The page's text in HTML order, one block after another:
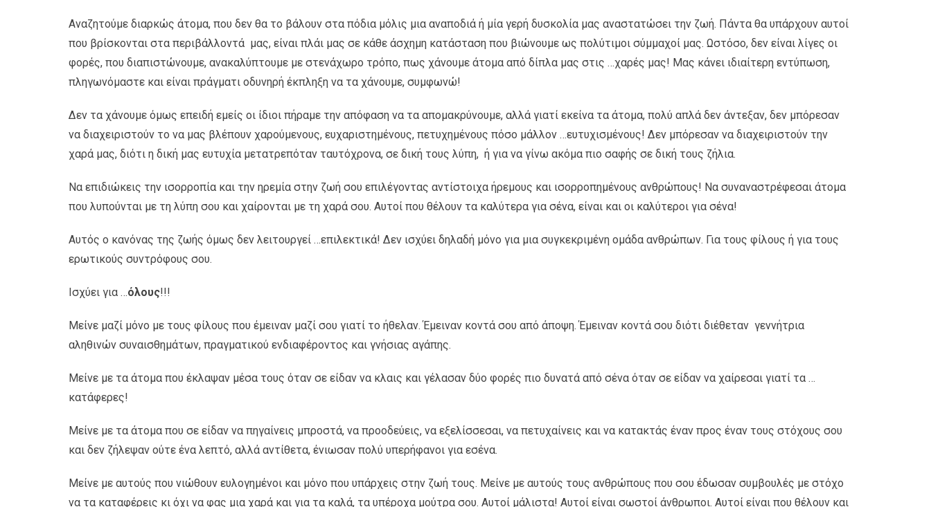
Αναζητούμε διαρκώς άτομα, που δεν θα το βάλουν στα πόδια μόλις μια αναποδιά ή μία γερή δυσκολία μας αναστατώσει την ζωή. Πάντα θα υπάρχουν αυτοί
που βρίσκονται στα περιβάλλοντά μας, είναι πλάι μας σε κάθε άσχημη κατάσταση που βιώνουμε ως πολύτιμοι σύμμαχοί μας. Ωστόσο, δεν είναι λίγες οι
φορές, που διαπιστώνουμε, ανακαλύπτουμε με στενάχωρο τρόπο, πως χάνουμε άτομα από δίπλα μας στις …χαρές μας! Μας κάνει ιδιαίτερη εντύπωση,
πληγωνόμαστε και είναι πράγματι οδυνηρή έκπληξη να τα χάνουμε, συμφωνώ!
Δεν τα χάνουμε όμως επειδή εμείς οι ίδιοι πήραμε την απόφαση να τα απομακρύνουμε, αλλά γιατί εκείνα τα άτομα, πολύ απλά δεν άντεξαν, δεν μπόρεσαν
να διαχειριστούν το να μας βλέπουν χαρούμενους, ευχαριστημένους, πετυχημένους πόσο μάλλον …ευτυχισμένους! Δεν μπόρεσαν να διαχειριστούν την
χαρά μας, διότι η δική μας ευτυχία μετατρεπόταν ταυτόχρονα, σε δική τους λύπη, ή για να γίνω ακόμα πιο σαφής σε δική τους ζήλια.
Να επιδιώκεις την ισορροπία και την ηρεμία στην ζωή σου επιλέγοντας αντίστοιχα ήρεμους και ισορροπημένους ανθρώπους! Να συναναστρέφεσαι άτομα
που λυπούνται με τη λύπη σου και χαίρονται με τη χαρά σου. Αυτοί που θέλουν τα καλύτερα για σένα, είναι και οι καλύτεροι για σένα!
Αυτός ο κανόνας της ζωής όμως δεν λειτουργεί …επιλεκτικά! Δεν ισχύει δηλαδή μόνο για μια συγκεκριμένη ομάδα ανθρώπων. Για τους φίλους ή για τους
ερωτικούς συντρόφους σου.
Ισχύει για …όλους!!!
Μείνε μαζί μόνο με τους φίλους που έμειναν μαζί σου γιατί το ήθελαν. Έμειναν κοντά σου από άποψη. Έμειναν κοντά σου διότι διέθεταν γεννήτρια
αληθινών συναισθημάτων, πραγματικού ενδιαφέροντος και γνήσιας αγάπης.
Μείνε με τα άτομα που έκλαψαν μέσα τους όταν σε είδαν να κλαις και γέλασαν δύο φορές πιο δυνατά από σένα όταν σε είδαν να χαίρεσαι γιατί τα …
κατάφερες!
Μείνε με τα άτομα που σε είδαν να πηγαίνεις μπροστά, να προοδεύεις, να εξελίσσεσαι, να πετυχαίνεις και να κατακτάς έναν προς έναν τους στόχους σου
και δεν ζήλεψαν ούτε ένα λεπτό, αλλά αντίθετα, ένιωσαν πολύ υπερήφανοι για εσένα.
Μείνε με αυτούς που νιώθουν ευλογημένοι και μόνο που υπάρχεις στην ζωή τους. Μείνε με αυτούς τους ανθρώπους που σου έδωσαν συμβουλές με στόχο
να τα καταφέρεις κι όχι να φας μια χαρά και για τα καλά, τα υπέροχα μούτρα σου. Αυτοί μάλιστα! Αυτοί είναι σωστοί άνθρωποι. Αυτοί είναι που θέλουν και